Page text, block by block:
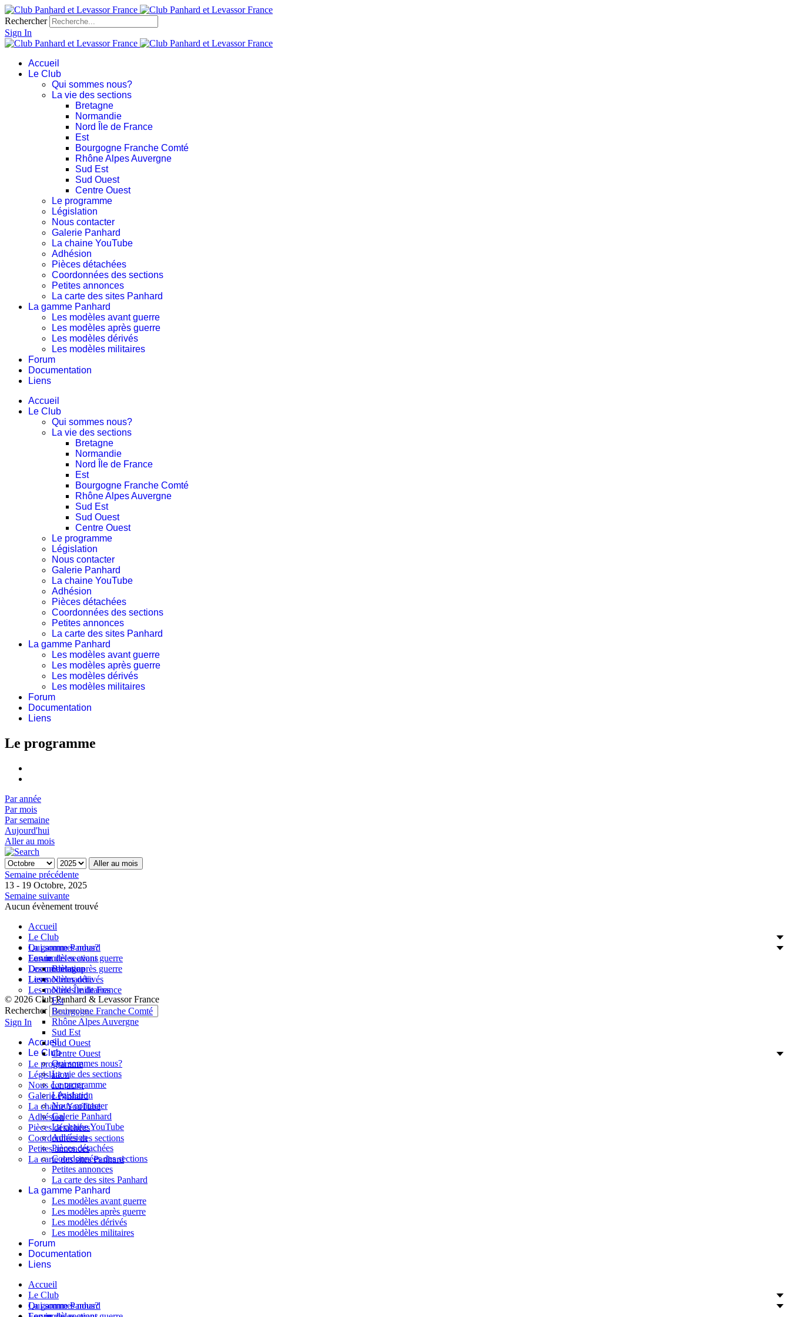
Rechercher
Sign In
Accueil
Le Club
Qui sommes nous?
La vie des sections
Bretagne
Normandie
Nord Île de France
Est
Bourgogne Franche Comté
Rhône Alpes Auvergne
Sud Est
Sud Ouest
Centre Ouest
Le programme
Législation
Nous contacter
Galerie Panhard
La chaine YouTube
Adhésion
Pièces détachées
Coordonnées des sections
Petites annonces
La carte des sites Panhard
La gamme Panhard
Les modèles avant guerre
Les modèles après guerre
Les modèles dérivés
Les modèles militaires
Forum
Documentation
Liens
Accueil
Le Club
Qui sommes nous?
La vie des sections
Bretagne
Normandie
Nord Île de France
Est
Bourgogne Franche Comté
Rhône Alpes Auvergne
Sud Est
Sud Ouest
Centre Ouest
Le programme
Législation
Nous contacter
Galerie Panhard
La chaine YouTube
Adhésion
Pièces détachées
Coordonnées des sections
Petites annonces
La carte des sites Panhard
La gamme Panhard
Les modèles avant guerre
Les modèles après guerre
Les modèles dérivés
Les modèles militaires
Forum
Documentation
Liens
Le programme
Par année
Par mois
Par semaine
Aujourd'hui
Aller au mois
Aller au mois
Semaine précédente
13 - 19 Octobre, 2025
Semaine suivante
Aucun évènement trouvé
Accueil
Le Club
Qui sommes nous?
La vie des sections
Bretagne
Normandie
Nord Île de France
Est
Bourgogne Franche Comté
Rhône Alpes Auvergne
Sud Est
Sud Ouest
Centre Ouest
Le programme
Législation
Nous contacter
Galerie Panhard
La chaine YouTube
Adhésion
Pièces détachées
Coordonnées des sections
Petites annonces
La carte des sites Panhard
La gamme Panhard
Les modèles avant guerre
Les modèles après guerre
Les modèles dérivés
Les modèles militaires
Forum
Documentation
Liens
© 2026 Club Panhard & Levassor France
Rechercher
Sign In
Accueil
Le Club
Qui sommes nous?
La vie des sections
Le programme
Législation
Nous contacter
Galerie Panhard
La chaine YouTube
Adhésion
Pièces détachées
Coordonnées des sections
Petites annonces
La carte des sites Panhard
La gamme Panhard
Les modèles avant guerre
Les modèles après guerre
Les modèles dérivés
Les modèles militaires
Forum
Documentation
Liens
Accueil
Le Club
Qui sommes nous?
La gamme Panhard